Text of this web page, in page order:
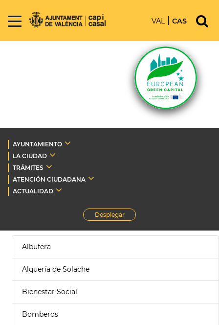
VAL CAS
AYUNTAMIENTO
LA CIUDAD
TRÁMITES
ATENCIÓN CIUDADANA
ACTUALIDAD
Desplegar
Albufera
Alquería de Solache
Bienestar Social
Bomberos